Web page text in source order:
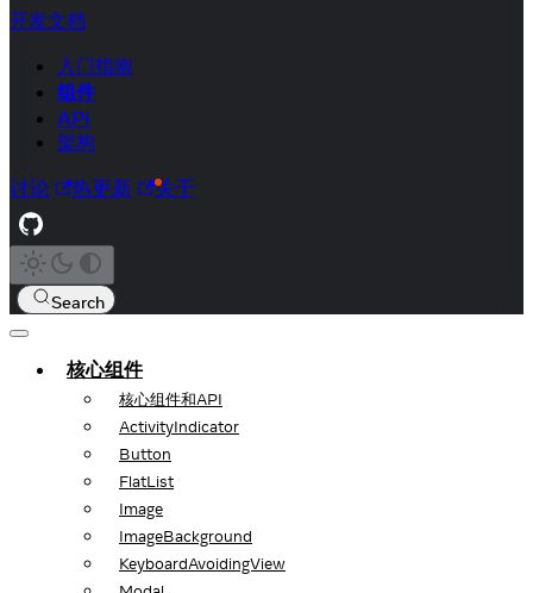
开发文档
入门指南
组件
API
架构
讨论 热更新 关于
Search
核心组件
核心组件和API
ActivityIndicator
Button
FlatList
Image
ImageBackground
KeyboardAvoidingView